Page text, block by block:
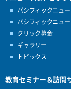
パシフィックニュ
パシフィックニュ
クリック募金
ギャラリー
トピックス
教育セミナー＆訪問